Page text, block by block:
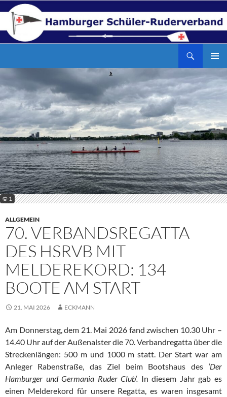
Zum
Inhalt
springen
MENÜ
© 1
ALLGEMEIN
70. VERBANDSREGATTA
DES HSRVB MIT
MELDEREKORD: 134
BOOTE AM START
21. MAI 2026 ECKMANN
Am Donnerstag, dem 21. Mai 2026 fand zwischen 10.30 Uhr –
14.40 Uhr auf der Außenalster die 70. Verbandregatta über die
Streckenlängen: 500 m und 1000 m statt. Der Start war am
Anleger Rabenstraße, das Ziel beim Bootshaus des ‘Der
Hamburger und Germania Ruder Club‘. In diesem Jahr gab es
einen Melderekord für unsere Regatta, es waren insgesamt